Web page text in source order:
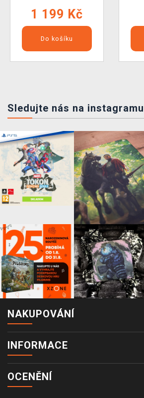
1 199 Kč
Do košíku
Sledujte nás na instagramu
NAKUPOVÁNÍ
INFORMACE
OCENĚNÍ